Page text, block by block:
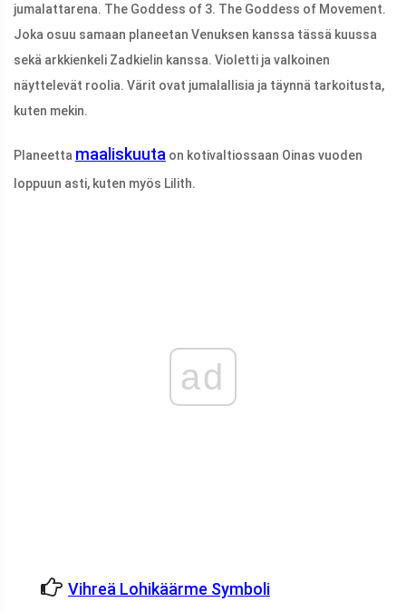
jumalattarena. The Goddess of 3. The Goddess of Movement.
Joka osuu samaan planeetan Venuksen kanssa tässä kuussa
sekä arkkienkeli Zadkielin kanssa. Violetti ja valkoinen
näyttelevät roolia. Värit ovat jumalallisia ja täynnä tarkoitusta,
kuten mekin.
Planeetta maaliskuuta on kotivaltiossaan Oinas vuoden
loppuun asti, kuten myös Lilith.
ad
Vihreä Lohikäärme Symboli